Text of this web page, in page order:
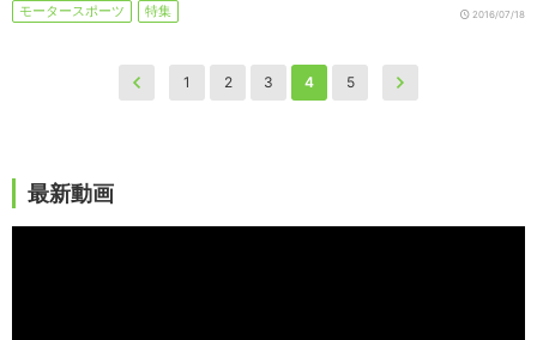
モータースポーツ 特集 2016/07/18
1 2 3 4 5
最新動画